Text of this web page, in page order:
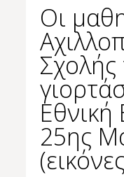
Οι
Εθνική
25ης